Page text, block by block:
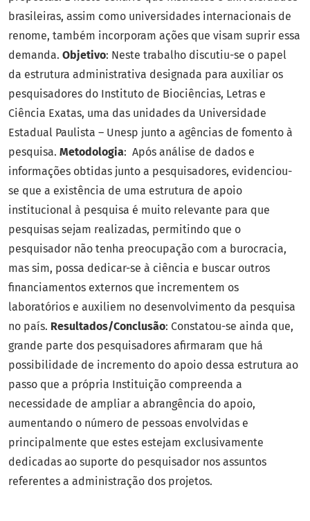
brasileiras, assim como universidades internacionais de
renome, também incorporam ações que visam suprir essa
demanda. Objetivo: Neste trabalho discutiu-se o papel
da estrutura administrativa designada para auxiliar os
pesquisadores do Instituto de Biociências, Letras e
Ciência Exatas, uma das unidades da Universidade
Estadual Paulista – Unesp junto a agências de fomento à
pesquisa. Metodologia: Após análise de dados e
informações obtidas junto a pesquisadores, evidenciou-
se que a existência de uma estrutura de apoio
institucional à pesquisa é muito relevante para que
pesquisas sejam realizadas, permitindo que o
pesquisador não tenha preocupação com a burocracia,
mas sim, possa dedicar-se à ciência e buscar outros
financiamentos externos que incrementem os
laboratórios e auxiliem no desenvolvimento da pesquisa
no país. Resultados/Conclusão: Constatou-se ainda que,
grande parte dos pesquisadores afirmaram que há
possibilidade de incremento do apoio dessa estrutura ao
passo que a própria Instituição compreenda a
necessidade de ampliar a abrangência do apoio,
aumentando o número de pessoas envolvidas e
principalmente que estes estejam exclusivamente
dedicadas ao suporte do pesquisador nos assuntos
referentes a administração dos projetos.